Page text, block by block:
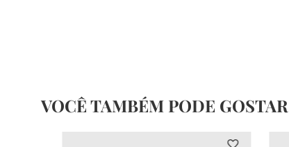
VOCÊ TAMBÉM PODE GOSTAR